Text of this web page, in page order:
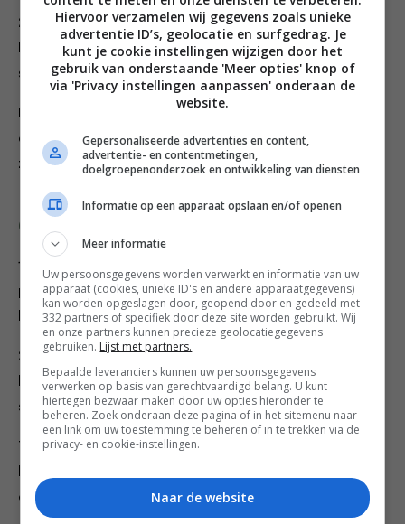
2 Snijd de limoen doormidden en knijp het sap uit
boven de blender. Mix het geheel tot een gladde
smoothie.
eiwitten, 24,1 g koolhydraten, 20,8 g suikers, 0,1 g
zout
Groene Smoothie
1 Pel de banaan en snijd in grote plakken. Doe de
plakjes samen met despinazieen het appelsap in een
blender.
2 Snijd de limoen doormidden en knijp het sap uit
boven de blender. Mix het geheel tot een gladde
smoothie.
Tip Wist je dat bevroren banaan een smoothie nog
diepvrieszakje een nacht in de vriezer liggen.
Hiervoor verzamelen wij gegevens zoals unieke
advertentie ID’s, geolocatie en surfgedrag. Je
kunt je cookie instellingen wijzigen door het
gebruik van onderstaande 'Meer opties' knop of
via 'Privacy instellingen aanpassen' onderaan de
website.
Gepersonaliseerde advertenties en content,
advertentie- en contentmetingen,
doelgroepenonderzoek en ontwikkeling van diensten
Informatie op een apparaat opslaan en/of openen
Meer informatie
Uw persoonsgegevens worden verwerkt en informatie van uw
apparaat (cookies, unieke ID's en andere apparaatgegevens)
kan worden opgeslagen door, geopend door en gedeeld met
332 partners of specifiek door deze site worden gebruikt. Wij
en onze partners kunnen precieze geolocatiegegevens
gebruiken. Lijst met partners.
Bepaalde leveranciers kunnen uw persoonsgegevens
verwerken op basis van gerechtvaardigd belang. U kunt
hiertegen bezwaar maken door uw opties hieronder te
beheren. Zoek onderaan deze pagina of in het sitemenu naar
een link om uw toestemming te beheren of in te trekken via de
privacy- en cookie-instellingen.
Naar de website